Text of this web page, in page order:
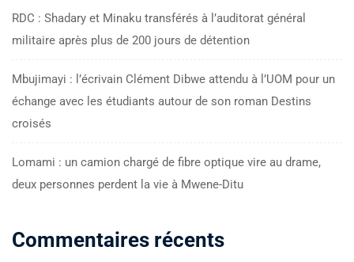
RDC : Shadary et Minaku transférés à l’auditorat général
militaire après plus de 200 jours de détention
Mbujimayi : l’écrivain Clément Dibwe attendu à l’UOM pour un
échange avec les étudiants autour de son roman Destins
croisés
Lomami : un camion chargé de fibre optique vire au drame,
deux personnes perdent la vie à Mwene-Ditu
Commentaires récents